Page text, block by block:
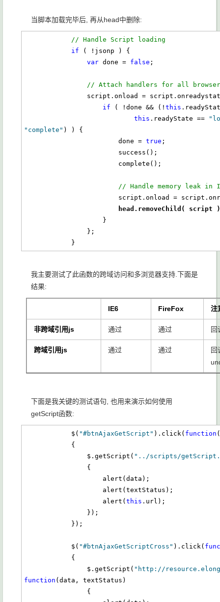
当脚本加载完毕后, 再从head中删除:
// Handle Script loading
if ( !jsonp ) {
var done = false ;
// Attach handlers for all
script.onload =
if ( !done && (! this
this .readyState ==
"complete" ) ) {
                        done =
true ;
// Handle memory leak in
script.onload
head.removeChild( script
            }
我主要测试了此函数的跨域访问和多浏览器支持.下面是
结果:
IE6 FireFox 注
非跨域引用js 通过 通过 回
跨域引用js 通过 通过
回
下面是我关键的测试语句, 也用来演示如何使用
getScript函数:
            $(
"#btnAjaxGetScript" ).click( function (
                $.getScript(
"../scripts/
                    alert(
this .url);
            $(
"#btnAjaxGetScriptCross" ).click(
                $.getScript(
"http://
function (data, textStatus)